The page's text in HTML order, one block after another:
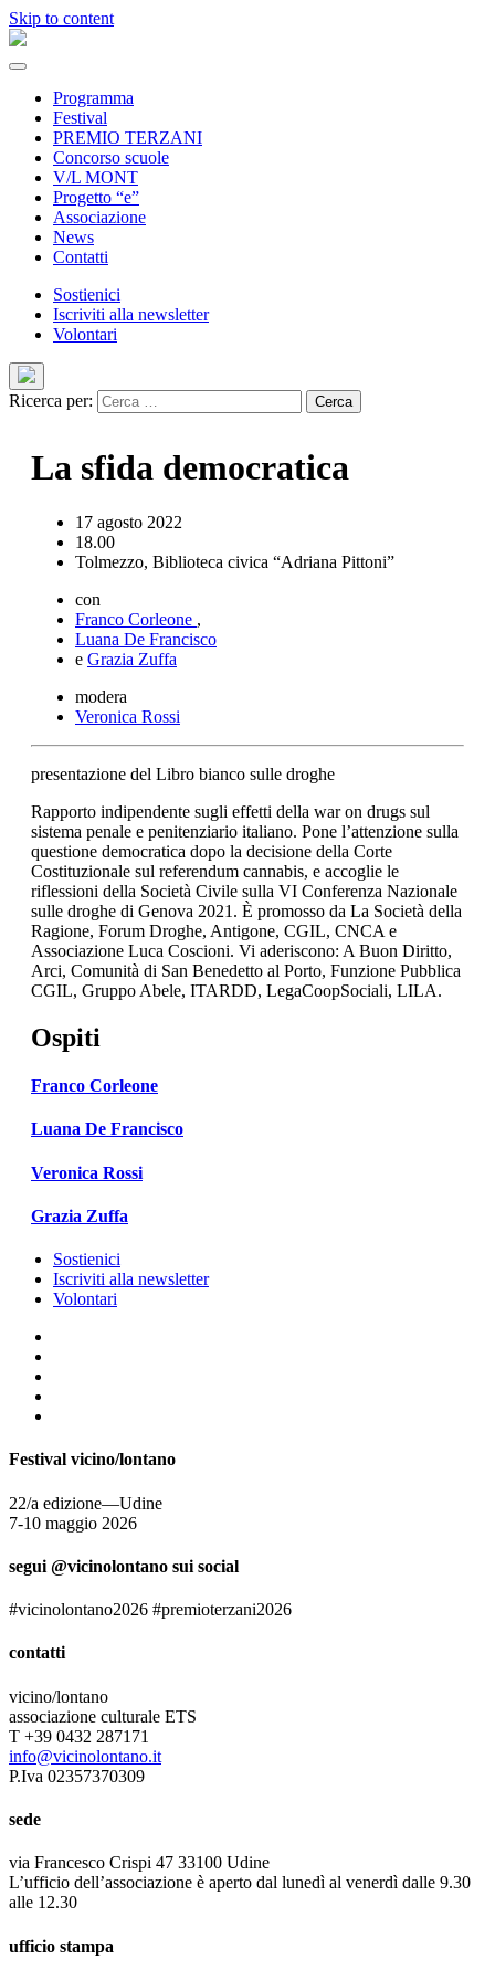
Skip to content
Programma
Festival
PREMIO TERZANI
Concorso scuole
V/L MONT
Progetto “e”
Associazione
News
Contatti
Sostienici
Iscriviti alla newsletter
Volontari
Ricerca per:
La sfida democratica
17 agosto 2022
18.00
Tolmezzo, Biblioteca civica “Adriana Pittoni”
con
Franco Corleone ,
Luana De Francisco
e Grazia Zuffa
modera
Veronica Rossi
presentazione del Libro bianco sulle droghe
Rapporto indipendente sugli effetti della war on drugs sul
sistema penale e penitenziario italiano. Pone l’attenzione sulla
questione democratica dopo la decisione della Corte
Costituzionale sul referendum cannabis, e accoglie le
riflessioni della Società Civile sulla VI Conferenza Nazionale
sulle droghe di Genova 2021. È promosso da La Società della
Ragione, Forum Droghe, Antigone, CGIL, CNCA e
Associazione Luca Coscioni. Vi aderiscono: A Buon Diritto,
Arci, Comunità di San Benedetto al Porto, Funzione Pubblica
CGIL, Gruppo Abele, ITARDD, LegaCoopSociali, LILA.
Ospiti
Franco Corleone
Luana De Francisco
Veronica Rossi
Grazia Zuffa
Sostienici
Iscriviti alla newsletter
Volontari
Festival vicino/lontano
22/a edizione—Udine
7-10 maggio 2026
segui @vicinolontano sui social
#vicinolontano2026 #premioterzani2026
contatti
vicino/lontano
associazione culturale ETS
T +39 0432 287171
info@vicinolontano.it
P.Iva 02357370309
sede
via Francesco Crispi 47 33100 Udine
L’ufficio dell’associazione è aperto dal lunedì al venerdì dalle 9.30
alle 12.30
ufficio stampa